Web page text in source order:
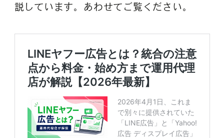
説しています。あわせてご覧ください。